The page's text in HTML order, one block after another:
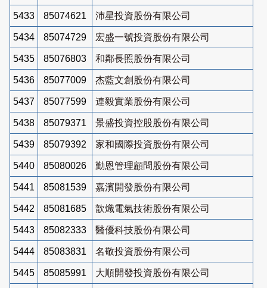
5433 85074621 沛星投資股份有限公司
5434 85074729 宏盛一號投資股份有限公司
5435 85076803 和鄰長照股份有限公司
5436 85077009 杰藍文創股份有限公司
5437 85077599 連毅實業股份有限公司
5438 85079371 景盛投資控股股份有限公司
5439 85079392 家和國際投資股份有限公司
5440 85080026 勤恩管理顧問股份有限公司
5441 85081539 嘉濱開發股份有限公司
5442 85081685 歆熾電氣技術股份有限公司
5443 85082333 醫優科技股份有限公司
5444 85083831 名敬投資股份有限公司
5445 85085991 大順開發投資股份有限公司